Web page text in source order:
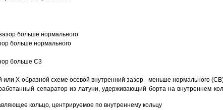
больше нормального
больше нормального
больше C3
Х-образной схеме осевой внутренний зазор - меньше нормального
сепаратор из латуни, удерживающий борта на внутреннем
кольцо, центрируемое по внутреннему кольцу